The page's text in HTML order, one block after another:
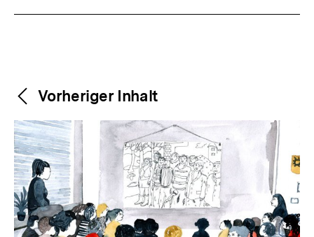
Weitere
Inhalte
Content-
Navigation
Vorheriger Inhalt